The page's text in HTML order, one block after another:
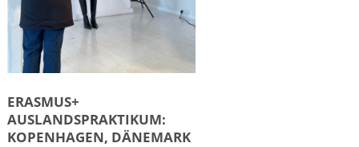
ERASMUS+
AUSLANDSPRAKTIKUM:
KOPENHAGEN, DÄNEMARK